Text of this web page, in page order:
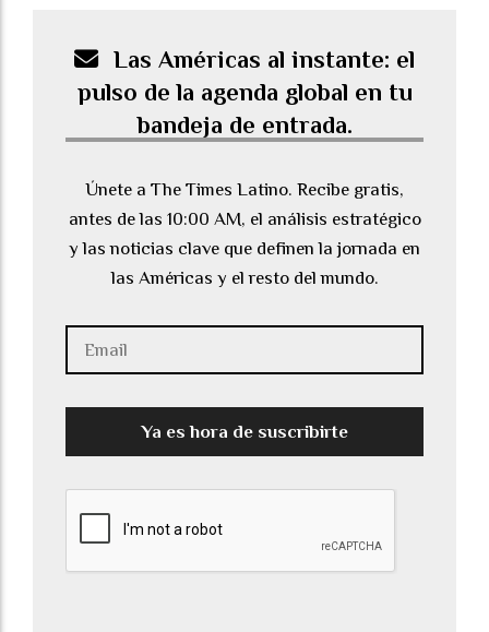
Las Américas al instante: el
pulso de la agenda global en tu
bandeja de entrada.
Únete a The Times Latino. Recibe gratis,
antes de las 10:00 AM, el análisis estratégico
y las noticias clave que definen la jornada en
las Américas y el resto del mundo.
Ya es hora de suscribirte